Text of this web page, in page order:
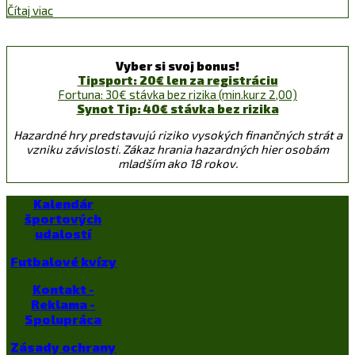
Čítaj viac
Vyber si svoj bonus!
Tipsport: 20€ len za registráciu
Fortuna: 30€ stávka bez rizika (min.kurz 2,00)
Synot Tip: 40€ stávka bez rizika
Hazardné hry predstavujú riziko vysokých finančných strát a
vzniku závislosti. Zákaz hrania hazardných hier osobám
mladším ako 18 rokov.
Kalendár
športových
udalostí
Futbalové kvízy
Kontakt -
Reklama -
Spolupráca
Zásady ochrany